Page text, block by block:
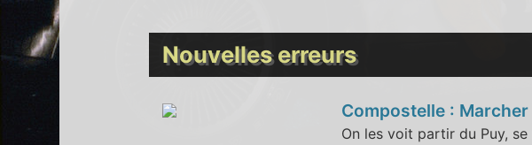
Nouvelles erreurs
Compostelle :
On les voit partir du Puy,